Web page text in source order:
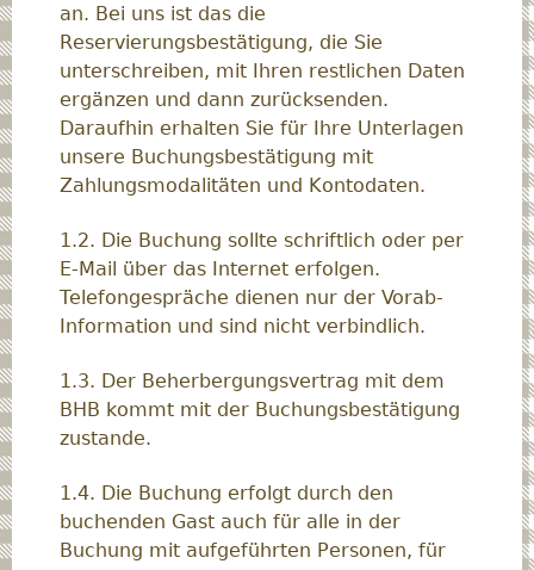
an. Bei uns ist das die
Reservierungsbestätigung, die Sie
unterschreiben, mit Ihren restlichen Daten
ergänzen und dann zurücksenden.
Daraufhin erhalten Sie für Ihre Unterlagen
unsere Buchungsbestätigung mit
Zahlungsmodalitäten und Kontodaten.
1.2. Die Buchung sollte schriftlich oder per
E-Mail über das Internet erfolgen.
Telefongespräche dienen nur der Vorab-
Information und sind nicht verbindlich.
1.3. Der Beherbergungsvertrag mit dem
BHB kommt mit der Buchungsbestätigung
zustande.
1.4. Die Buchung erfolgt durch den
buchenden Gast auch für alle in der
Buchung mit aufgeführten Personen, für